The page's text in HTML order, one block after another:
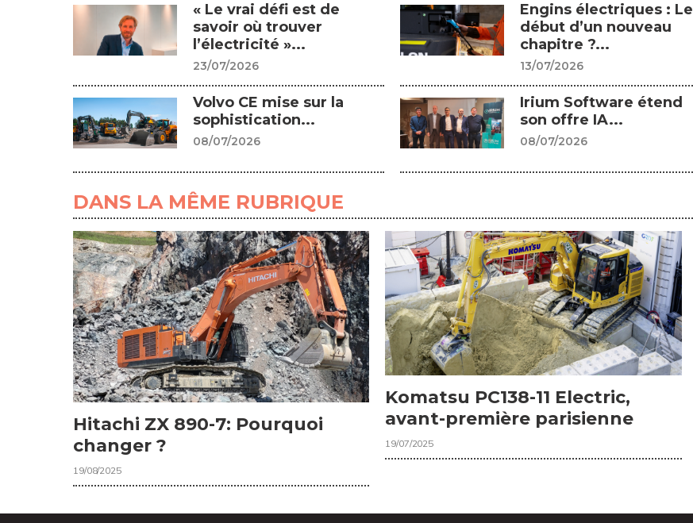
« Le vrai défi est de
savoir où trouver
l’électricité »...
23/07/2026
Engins électriques : Le
début d’un nouveau
chapitre ?...
13/07/2026
Volvo CE mise sur la
sophistication...
08/07/2026
Irium Software étend
son offre IA...
08/07/2026
DANS LA MÊME RUBRIQUE
Hitachi ZX 890-7: Pourquoi
changer ?
19/08/2025
Komatsu PC138-11 Electric,
avant-première parisienne
19/07/2025